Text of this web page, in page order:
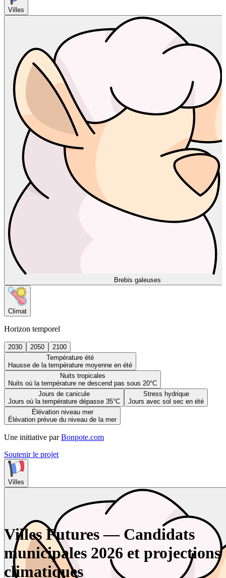
Villes
Brebis galeuses
Climat
Horizon temporel
2030 2050
2100
Température été
Hausse de la température moyenne en été
Nuits tropicales
Nuits où la température ne descend pas sous 20°C
Jours de canicule
Jours où la température dépasse 35°C
Stress hydrique
Jours avec sol sec en été
Élévation niveau mer
Élévation prévue du niveau de la mer
Une initiative par Bonpote.com
Soutenir le projet
Villes
Villes Futures — Candidats
municipales 2026 et projections
climatiques